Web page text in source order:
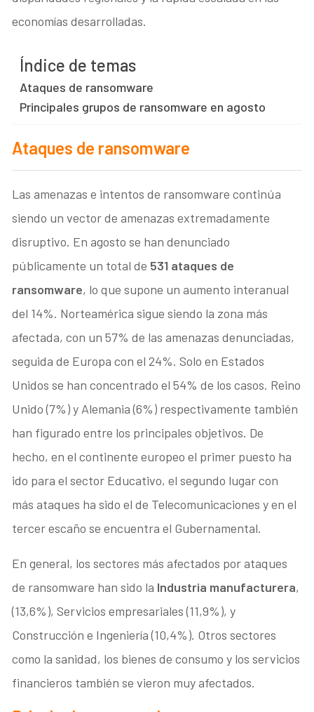
economías desarrolladas.
Índice de temas
Ataques de ransomware
Principales grupos de ransomware en agosto
Ataques de ransomware
Las amenazas e intentos de ransomware continúa
siendo un vector de amenazas extremadamente
disruptivo. En agosto se han denunciado
públicamente un total de 531 ataques de
ransomware, lo que supone un aumento interanual
del 14%. Norteamérica sigue siendo la zona más
afectada, con un 57% de las amenazas denunciadas,
seguida de Europa con el 24%. Solo en Estados
Unidos se han concentrado el 54% de los casos. Reino
Unido (7%) y Alemania (6%) respectivamente también
han figurado entre los principales objetivos. De
hecho, en el continente europeo el primer puesto ha
ido para el sector Educativo, el segundo lugar con
más ataques ha sido el de Telecomunicaciones y en el
tercer escaño se encuentra el Gubernamental.
En general, los sectores más afectados por ataques
de ransomware han sido la Industria manufacturera,
(13,6%), Servicios empresariales (11,9%), y
Construcción e Ingeniería (10,4%). Otros sectores
como la sanidad, los bienes de consumo y los servicios
financieros también se vieron muy afectados.